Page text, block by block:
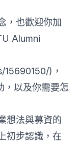
，也歡迎你加
Alumni
)，
，以及你需要怎
想法與募資的
初步認識，在